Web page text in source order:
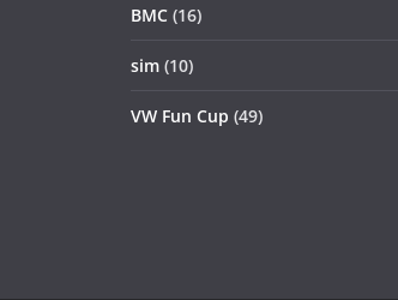
BMC (16)
sim (10)
VW Fun Cup (49)